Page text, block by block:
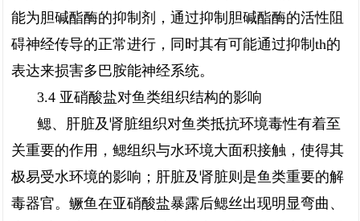
能为胆碱酯酶的抑制剂，通过抑制胆碱酯酶的活性阻
碍神经传导的正常进行，同时其有可能通过抑制th的
表达来损害多巴胺能神经系统。
3.4 亚硝酸盐对鱼类组织结构的影响
鳃、肝脏及肾脏组织对鱼类抵抗环境毒性有着至
关重要的作用，鳃组织与水环境大面积接触，使得其
极易受水环境的影响；肝脏及肾脏则是鱼类重要的解
毒器官。鳜鱼在亚硝酸盐暴露后鳃丝出现明显弯曲、